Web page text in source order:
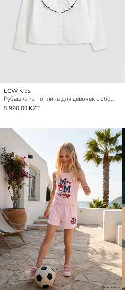
LCW Kids
Рубашка из поплина для девочек с оборками и бантом
5 990,00 KZT